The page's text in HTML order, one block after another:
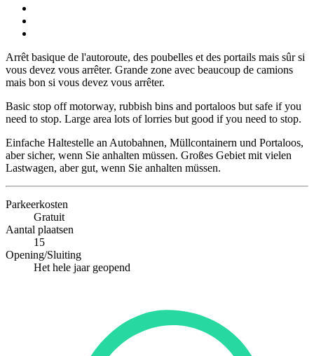
Arrêt basique de l'autoroute, des poubelles et des portails mais sûr si
vous devez vous arrêter. Grande zone avec beaucoup de camions
mais bon si vous devez vous arrêter.
Basic stop off motorway, rubbish bins and portaloos but safe if you
need to stop. Large area lots of lorries but good if you need to stop.
Einfache Haltestelle an Autobahnen, Müllcontainern und Portaloos,
aber sicher, wenn Sie anhalten müssen. Großes Gebiet mit vielen
Lastwagen, aber gut, wenn Sie anhalten müssen.
Parkeerkosten
Gratuit
Aantal plaatsen
15
Opening/Sluiting
Het hele jaar geopend